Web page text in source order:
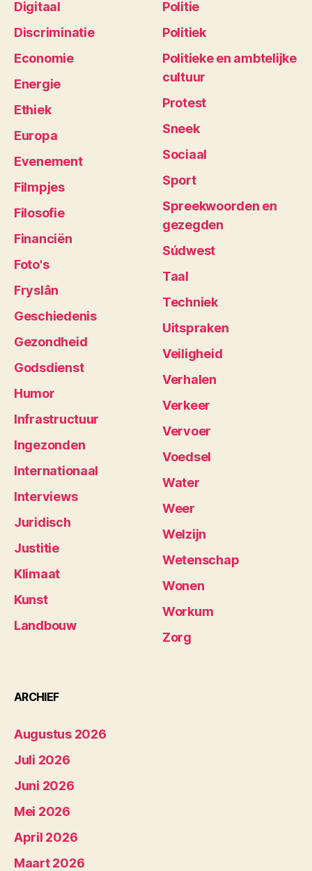
Digitaal
Discriminatie
Economie
Energie
Ethiek
Europa
Evenement
Filmpjes
Filosofie
Financiën
Foto's
Fryslân
Geschiedenis
Gezondheid
Godsdienst
Humor
Infrastructuur
Ingezonden
Internationaal
Interviews
Juridisch
Justitie
Klimaat
Kunst
Landbouw
Politie
Politiek
Politieke en ambtelijke
cultuur
Protest
Sneek
Sociaal
Sport
Spreekwoorden en
gezegden
Súdwest
Taal
Techniek
Uitspraken
Veiligheid
Verhalen
Verkeer
Vervoer
Voedsel
Water
Weer
Welzijn
Wetenschap
Wonen
Workum
Zorg
ARCHIEF
Augustus 2026
Juli 2026
Juni 2026
Mei 2026
April 2026
Maart 2026